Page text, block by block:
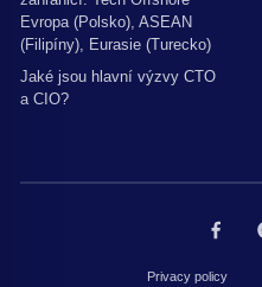
Evropa (Polsko), ASEAN
(Filipíny), Eurasie (Turecko)
Jaké jsou hlavní výzvy CTO
a CIO?
Privacy policy